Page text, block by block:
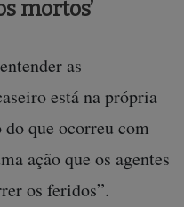
mortos’
as
está na própria
que ocorreu com
ação que os agentes
os feridos”.